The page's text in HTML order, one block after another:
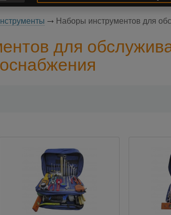
Наборы инструментов для
для